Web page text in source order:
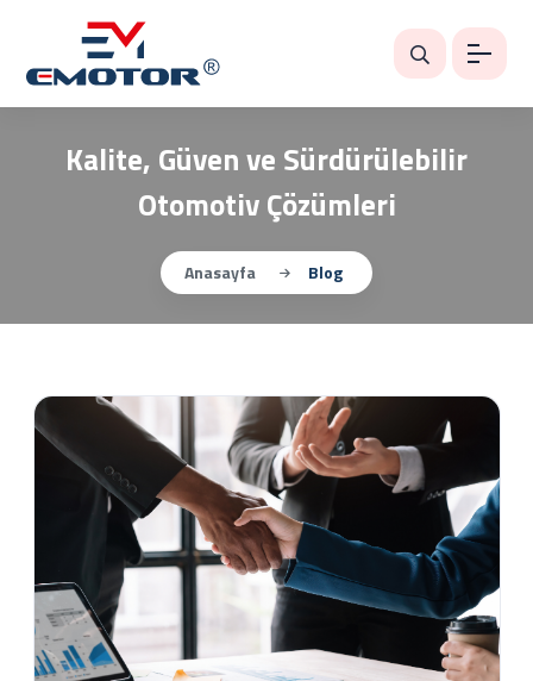
Kalite, Güven ve Sürdürülebilir
Otomotiv Çözümleri
Anasayfa Blog